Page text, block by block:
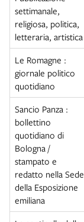
settimanale,
religiosa, politica,
letteraria, artistica
Le Romagne :
giornale politico
quotidiano
Sancio Panza :
bollettino
quotidiano di
Bologna /
stampato e
redatto nella Sede
della Esposizione
emiliana